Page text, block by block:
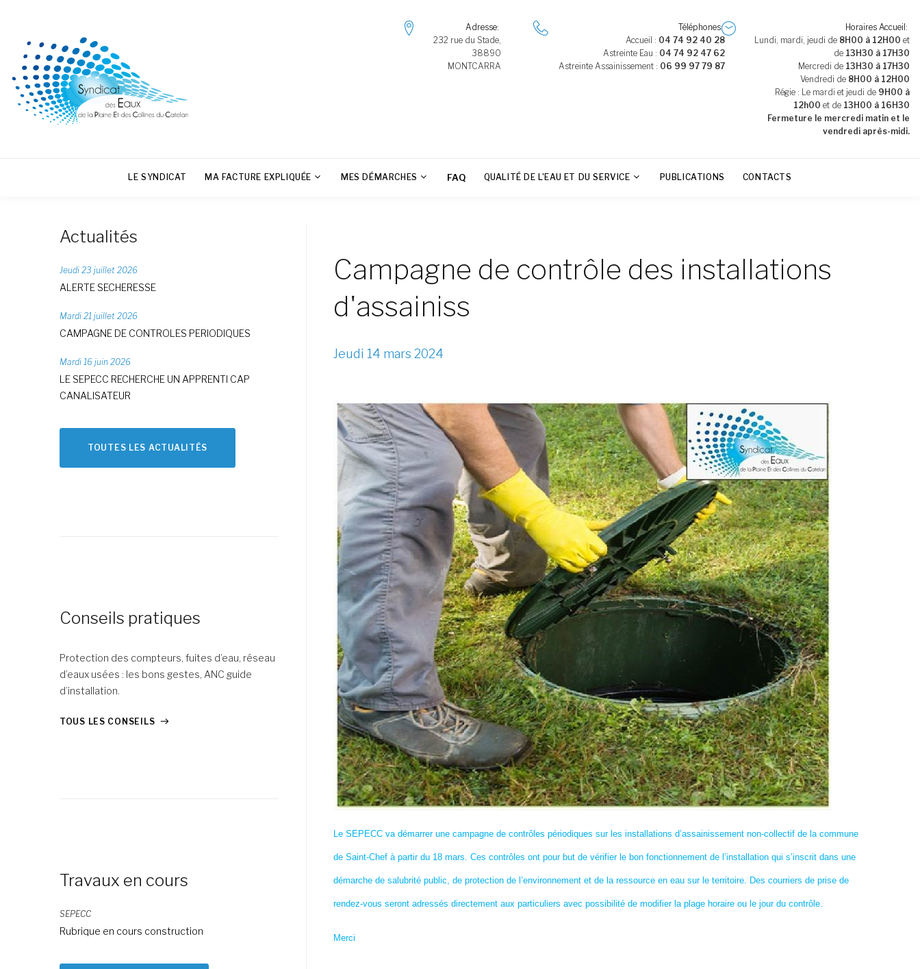
Adresse
232 rue du Stade,
38890
MONTCARRA
Téléphones
Accueil : 04 74 92 40 28
Astreinte Eau : 04 74 92 47 62
Astreinte Assainissement : 06 99 97 79 87
Horaires Accueil
Lundi, mardi, jeudi de 8H00 à 12H00 et
de 13H30 à 17H30
Mercredi de 13H30 à 17H30
Vendredi de 8H00 à 12H00
Régie : Le mardi et jeudi de 9H00 à
12h00 et de 13H00 à 16H30
Fermeture le mercredi matin et le
vendredi après-midi.
LE SYNDICAT MA FACTURE EXPLIQUÉE MES DÉMARCHES FAQ QUALITÉ DE L'EAU ET DU SERVICE PUBLICATIONS CONTACTS
Campagne de contrôle des installations
d'assainiss
Jeudi 14 mars 2024
Le SEPECC va démarrer une campagne de contrôles périodiques sur les installations d’assainissement non-collectif de la commune
de Saint-Chef à partir du 18 mars. Ces contrôles ont pour but de vérifier le bon fonctionnement de l’installation qui s’inscrit dans une
démarche de salubrité public, de protection de l’environnement et de la ressource en eau sur le territoire. Des courriers de prise de
rendez-vous seront adressés directement aux particuliers avec possibilité de modifier la plage horaire ou le jour du contrôle.
Merci
Actualités
Jeudi 23 juillet 2026
ALERTE SECHERESSE
Mardi 21 juillet 2026
CAMPAGNE DE CONTROLES PERIODIQUES
Mardi 16 juin 2026
LE SEPECC RECHERCHE UN APPRENTI CAP
CANALISATEUR
TOUTES LES ACTUALITÉS
Conseils pratiques
Protection des compteurs, fuites d’eau, réseau
d’eaux usées : les bons gestes, ANC guide
d’installation.
TOUS LES CONSEILS
Travaux en cours
SEPECC
Rubrique en cours construction